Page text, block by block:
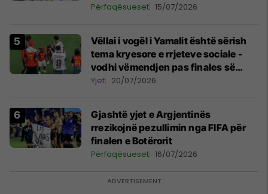
Përfaqësueset 15/07/2026
Vëllai i vogël i Yamalit është sërish
tema kryesore e rrjeteve sociale -
vodhi vëmendjen pas finales së
Kupës së Botës
Yjet 20/07/2026
Gjashtë yjet e Argjentinës
rrezikojnë pezullimin nga FIFA për
finalen e Botërorit
Përfaqësueset 16/07/2026